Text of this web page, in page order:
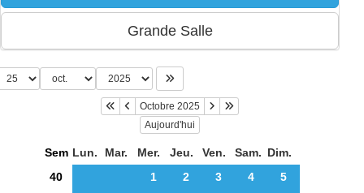
Octobre 2025
Aujourd'hui
Sem Lun. Mar. Mer. Jeu. Ven. Sam. Dim.
40
1 2 3 4
5